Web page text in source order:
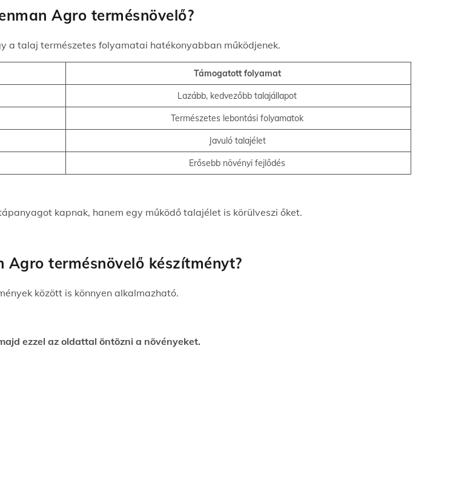
Agro termésnövelő?
a talaj természetes folyamatai hatékonyabban működjenek.
Támogatott folyamat
Lazább, kedvezőbb talajállapot
Természetes lebontási folyamatok
Javuló talajélet
Erősebb növényi fejlődés
kapnak, hanem egy működő talajélet is körülveszi őket.
termésnövelő készítményt?
között is könnyen alkalmazható.
ezzel az oldattal öntözni a növényeket.